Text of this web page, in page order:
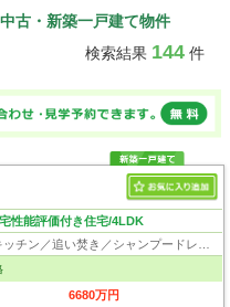
古・新築一戸建て物件
検索結果 144件
性能評価付き住宅/4LDK
6680万円